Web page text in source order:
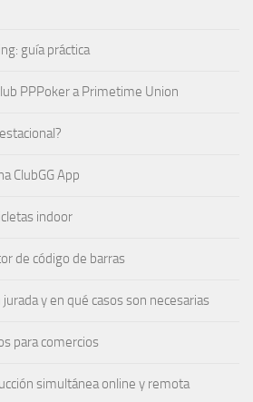
guía práctica
PPPoker a Primetime Union
ClubGG App
indoor
de código de barras
y en qué casos son necesarias
para comercios
simultánea online y remota